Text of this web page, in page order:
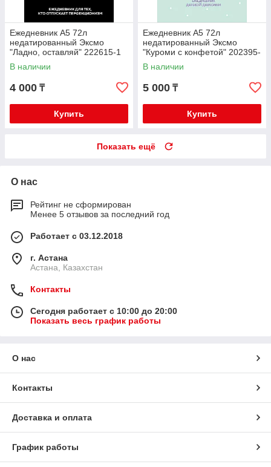
Ежедневник А5 72л
недатированный Эксмо
"Ладно, оставляй" 222615-1
В наличии
4 000 ₸
Купить
Ежедневник А5 72л
недатированный Эксмо
"Куроми с конфетой" 202395-
8
В наличии
5 000 ₸
Купить
Показать ещё
О нас
Рейтинг не сформирован
Менее 5 отзывов за последний год
Работает с 03.12.2018
г. Астана
Астана, Казахстан
Контакты
Сегодня работает с 10:00 до 20:00
Показать весь график работы
О нас
Контакты
Доставка и оплата
График работы